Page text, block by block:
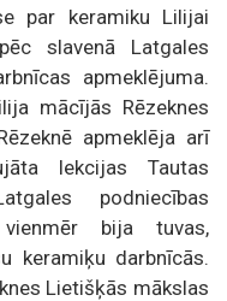
par keramiku Lilijai
slavenā Latgales
apmeklējuma.
mācījās Rēzeknes
apmeklēja arī
lekcijas Tautas
podniecības
bija tuvas,
keramiķu darbnīcās.
Lietišķās mākslas